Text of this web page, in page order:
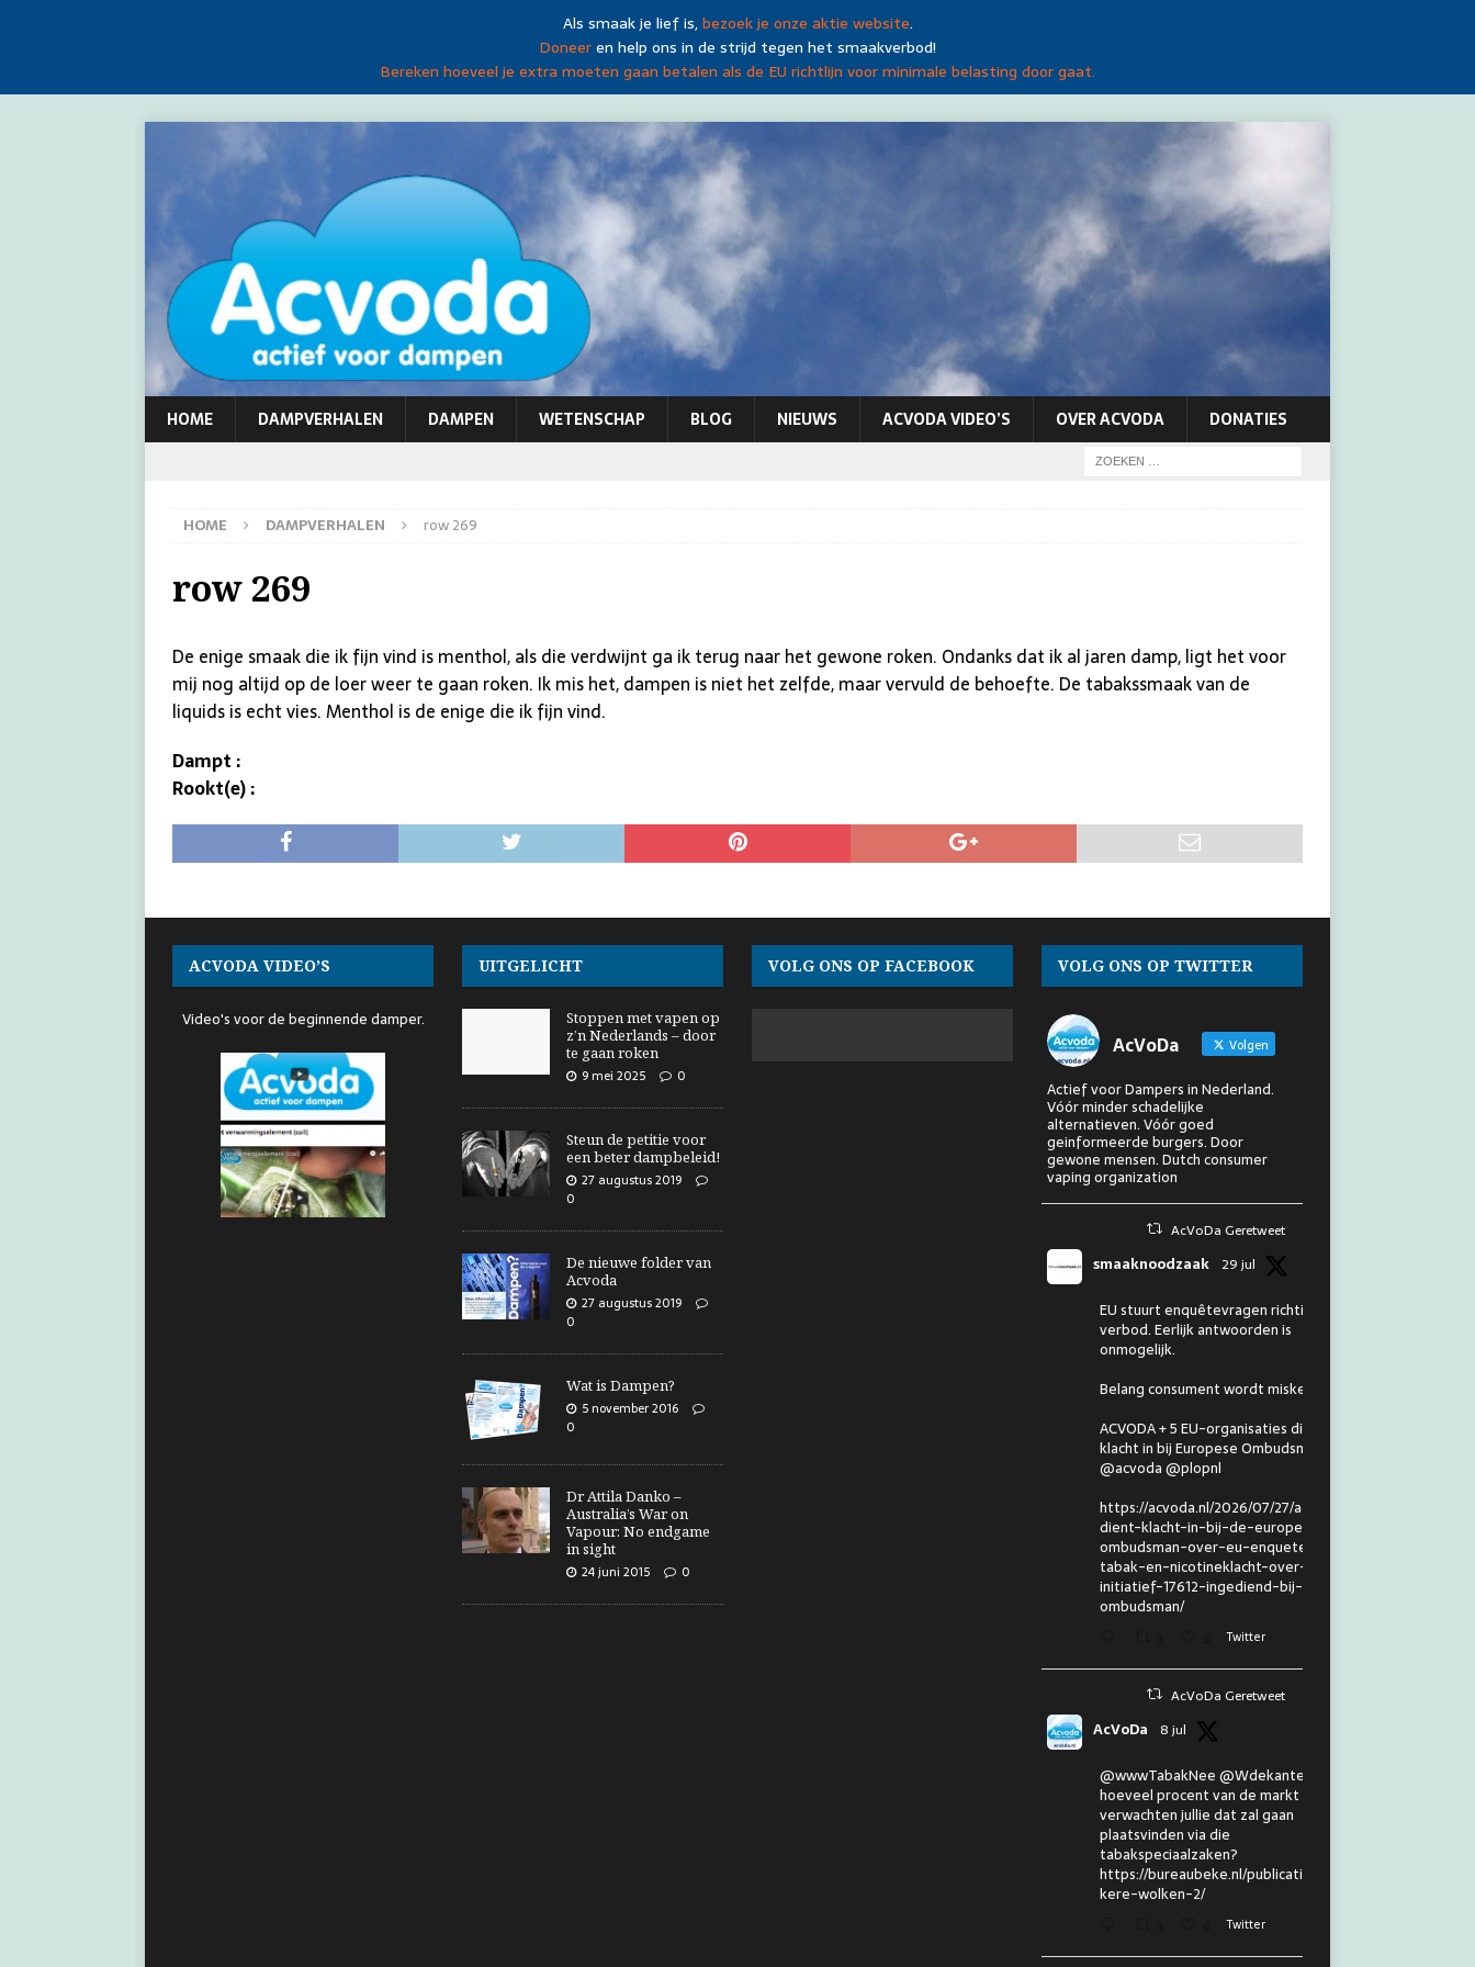
Als smaak je lief is,bezoek je onze aktie website.
Doneeren help ons in de strijd tegen het smaakverbod!
Bereken hoeveel je extra moeten gaan betalen als de EU richtlijn voor minimale belasting door gaat.
HOME DAMPVERHALEN DAMPEN WETENSCHAP BLOG NIEUWS ACVODA VIDEO’S OVER ACVODA DONATIES
HOME DAMPVERHALEN row 269
row 269
De enige smaak die ik fijn vind is menthol, als die verdwijnt ga ik terug naar het gewone roken. Ondanks dat ik al jaren damp, ligt het voor
mij nog altijd op de loer weer te gaan roken. Ik mis het, dampen is niet het zelfde, maar vervuld de behoefte. De tabakssmaak van de
liquids is echt vies. Menthol is de enige die ik fijn vind.
Dampt :
Rookt(e) :
ACVODA VIDEO’S
Video's voor de beginnende damper.
UITGELICHT
Stoppen met vapen op
z’n Nederlands – door
te gaan roken
9 mei 2025
0
Steun de petitie voor
een beter dampbeleid!
27 augustus 2019
0
De nieuwe folder van
Acvoda
27 augustus 2019
0
Wat is Dampen?
5 november 2016
0
Dr Attila Danko –
Australia’s War on
Vapour: No endgame
in sight
24 juni 2015
0
VOLG ONS OP FACEBOOK VOLG ONS OP TWITTER
AcVoDa Volgen
Actief voor Dampers in Nederland.
Vóór minder schadelijke
alternatieven. Vóór goed
geinformeerde burgers. Door
gewone mensen. Dutch consumer
vaping organization
AcVoDa Geretweet
smaaknoodzaak 29 jul
EU stuurt enquêtevragen richting
verbod. Eerlijk antwoorden is
onmogelijk.
Belang consument wordt miskend.
ACVODA + 5 EU-organisaties dienen
klacht in bij Europese Ombudsman.
@acvoda @plopnl
https://acvoda.nl/2026/07/27/acvoda-
dient-klacht-in-bij-de-europese-
ombudsman-over-eu-enquete-
tabak-en-nicotineklacht-over-eu-
initiatief-17612-ingediend-bij-de-
ombudsman/
Twitter
AcVoDa Geretweet
AcVoDa 8 jul
@wwwTabakNee @Wdekanter En
hoeveel procent van de markt
verwachten jullie dat zal gaan
plaatsvinden via die
tabakspeciaalzaken?
https://bureaubeke.nl/publicaties/don
kere-wolken-2/
Twitter